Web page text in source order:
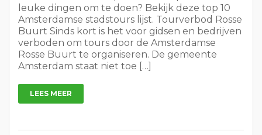
leuke dingen om te doen? Bekijk deze top 10
Amsterdamse stadstours lijst. Tourverbod Rosse
Buurt Sinds kort is het voor gidsen en bedrijven
verboden om tours door de Amsterdamse
Rosse Buurt te organiseren. De gemeente
Amsterdam staat niet toe […]
LEES MEER